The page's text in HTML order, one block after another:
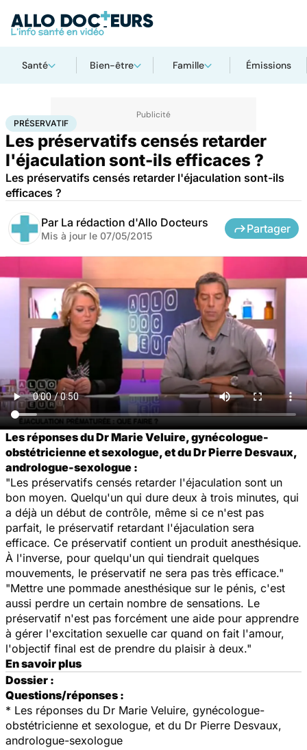
Santé Bien-être Famille Émissions
AccueilBien-êtreSexo
PRÉSERVATIF
Les préservatifs censés retarder
l'éjaculation sont-ils efficaces ?
Les préservatifs censés retarder l'éjaculation sont-ils
efficaces ?
Par La rédaction d'Allo Docteurs
Mis à jour le 07/05/2015
Partager
Les réponses du Dr Marie Veluire, gynécologue-
obstétricienne et sexologue, et du Dr Pierre Desvaux,
andrologue-sexologue :
"Les préservatifs censés retarder l'éjaculation sont un
bon moyen. Quelqu'un qui dure deux à trois minutes, qui
a déjà un début de contrôle, même si ce n'est pas
parfait, le préservatif retardant l'éjaculation sera
efficace. Ce préservatif contient un produit anesthésique.
À l'inverse, pour quelqu'un qui tiendrait quelques
mouvements, le préservatif ne sera pas très efficace."
"Mettre une pommade anesthésique sur le pénis, c'est
aussi perdre un certain nombre de sensations. Le
préservatif n'est pas forcément une aide pour apprendre
à gérer l'excitation sexuelle car quand on fait l'amour,
l'objectif final est de prendre du plaisir à deux."
En savoir plus
Dossier :
Questions/réponses :
* Les réponses du Dr Marie Veluire, gynécologue-
obstétricienne et sexologue, et du Dr Pierre Desvaux,
andrologue-sexologue